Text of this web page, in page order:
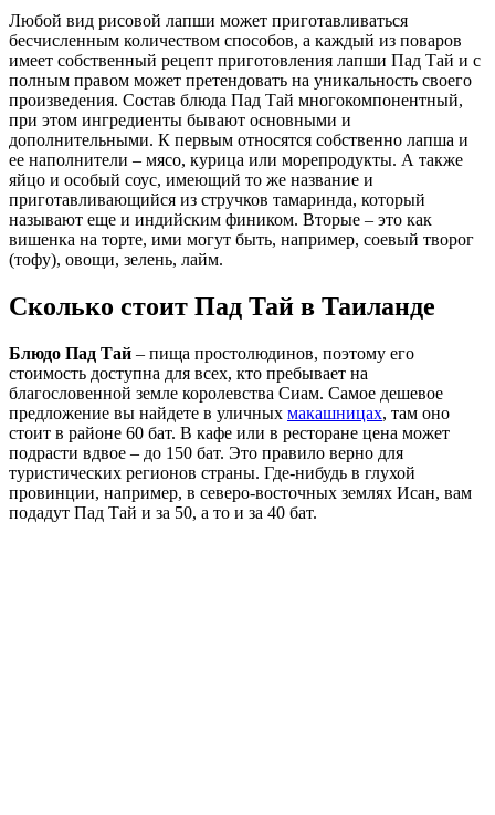
Любой вид рисовой лапши может приготавливаться
бесчисленным количеством способов, а каждый из поваров
имеет собственный рецепт приготовления лапши Пад Тай и с
полным правом может претендовать на уникальность своего
произведения. Состав блюда Пад Тай многокомпонентный,
при этом ингредиенты бывают основными и
дополнительными. К первым относятся собственно лапша и
ее наполнители – мясо, курица или морепродукты. А также
яйцо и особый соус, имеющий то же название и
приготавливающийся из стручков тамаринда, который
называют еще и индийским фиником. Вторые – это как
вишенка на торте, ими могут быть, например, соевый творог
(тофу), овощи, зелень, лайм.
Сколько стоит Пад Тай в Таиланде
Блюдо Пад Тай – пища простолюдинов, поэтому его
стоимость доступна для всех, кто пребывает на
благословенной земле королевства Сиам. Самое дешевое
предложение вы найдете в уличных макашницах, там оно
стоит в районе 60 бат. В кафе или в ресторане цена может
подрасти вдвое – до 150 бат. Это правило верно для
туристических регионов страны. Где-нибудь в глухой
провинции, например, в северо-восточных землях Исан, вам
подадут Пад Тай и за 50, а то и за 40 бат.